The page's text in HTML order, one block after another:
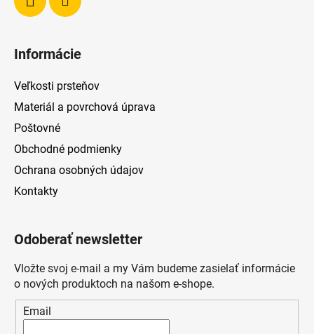
Informácie
Veľkosti prsteňov
Materiál a povrchová úprava
Poštovné
Obchodné podmienky
Ochrana osobných údajov
Kontakty
Odoberať newsletter
Vložte svoj e-mail a my Vám budeme zasielať informácie
o nových produktoch na našom e-shope.
Email